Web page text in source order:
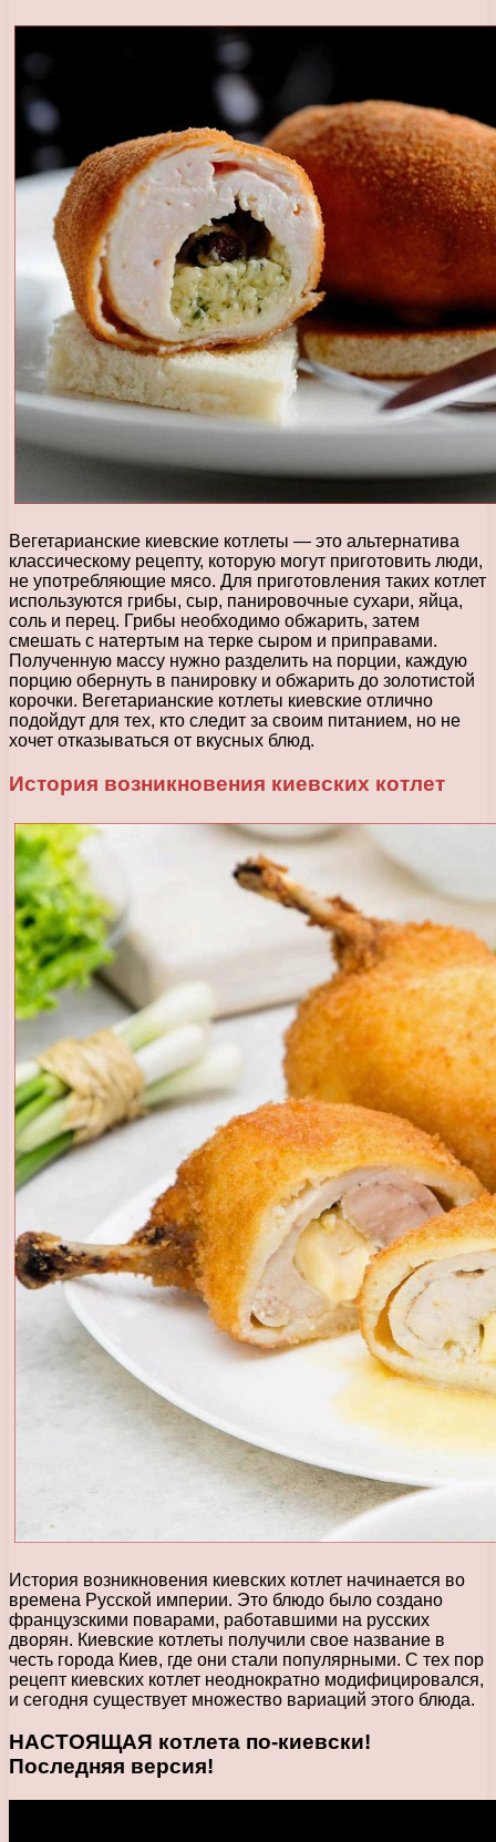
Вегетарианские киевские котлеты — это альтернатива
классическому рецепту, которую могут приготовить люди,
не употребляющие мясо. Для приготовления таких котлет
используются грибы, сыр, панировочные сухари, яйца,
соль и перец. Грибы необходимо обжарить, затем
смешать с натертым на терке сыром и приправами.
Полученную массу нужно разделить на порции, каждую
порцию обернуть в панировку и обжарить до золотистой
корочки. Вегетарианские котлеты киевские отлично
подойдут для тех, кто следит за своим питанием, но не
хочет отказываться от вкусных блюд.
История возникновения киевских котлет
История возникновения киевских котлет начинается во
времена Русской империи. Это блюдо было создано
французскими поварами, работавшими на русских
дворян. Киевские котлеты получили свое название в
честь города Киев, где они стали популярными. С тех пор
рецепт киевских котлет неоднократно модифицировался,
и сегодня существует множество вариаций этого блюда.
НАСТОЯЩАЯ котлета по-киевски!
Последняя версия!